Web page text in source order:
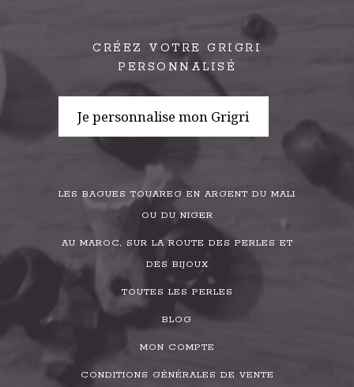
CRÉEZ VOTRE GRIGRI
PERSONNALISÉ
Je personnalise mon Grigri
LES BAGUES TOUAREG EN ARGENT DU MALI
OU DU NIGER
AU MAROC, SUR LA ROUTE DES PERLES ET
DES BIJOUX
TOUTES LES PERLES
BLOG
MON COMPTE
CONDITIONS GÉNÉRALES DE VENTE